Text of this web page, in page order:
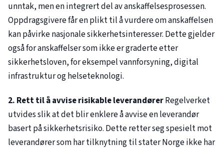
unntak, men en integrert del av anskaffelsesprosessen.
Oppdragsgivere får en plikt til å vurdere om anskaffelsen
kan påvirke nasjonale sikkerhetsinteresser. Dette gjelder
også for anskaffelser som ikke er graderte etter
sikkerhetsloven, for eksempel vannforsyning, digital
infrastruktur og helseteknologi.
2. Rett til å avvise risikable leverandørerRegelverket
utvides slik at det blir enklere å avvise en leverandør
basert på sikkerhetsrisiko. Dette retter seg spesielt mot
leverandører som har tilknytning til stater Norge ikke har